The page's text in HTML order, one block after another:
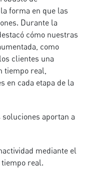
forma en que las
Durante la
cómo nuestras
como
clientes una
tiempo real,
en cada etapa de la
aportan a
mediante el
real.